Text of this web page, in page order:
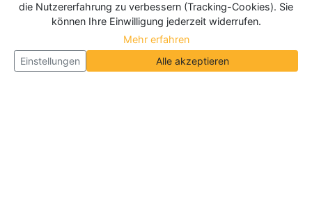
die Nutzererfahrung zu verbessern (Tracking-Cookies). Sie
können Ihre Einwilligung jederzeit widerrufen.
Mehr erfahren
Einstellungen
Alle akzeptieren